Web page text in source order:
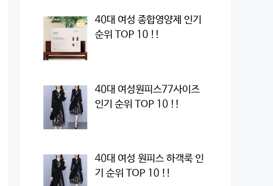
40대 여성 종합영양제 인기
순위 TOP 10 !!
40대 여성원피스77사이즈
인기 순위 TOP 10 !!
40대 여성 원피스 하객룩 인
기 순위 TOP 10 !!